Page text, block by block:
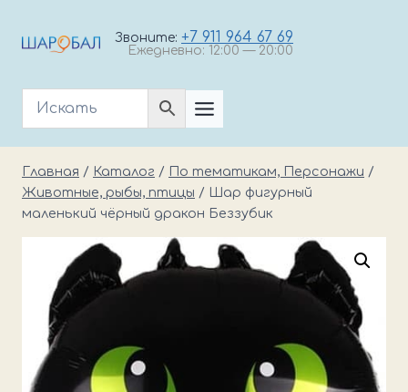
Звоните: +7 911 964 67 69
Ежедневно: 12:00 — 20:00
Главная / Каталог / По тематикам, Персонажи /
Животные, рыбы, птицы /
Шар фигурный
маленький чёрный дракон Беззубик